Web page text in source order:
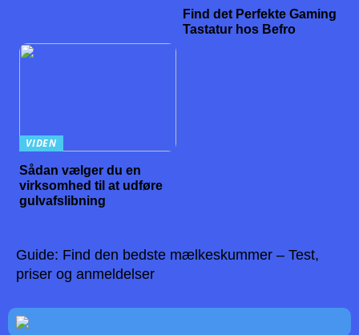
Find det Perfekte Gaming
Tastatur hos Befro
VIDEN
Sådan vælger du en
virksomhed til at udføre
gulvafslibning
Guide: Find den bedste mælkeskummer – Test,
priser og anmeldelser